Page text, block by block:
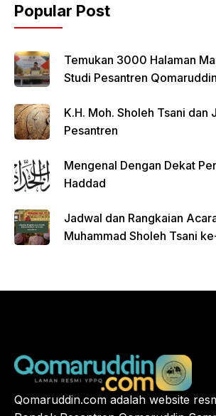
Popular Post
Temukan 3000 Halaman
Studi Pesantren
K.H. Moh. Sholeh Tsani dan
Pesantren
Mengenal Dengan Dekat
Haddad
Jadwal dan Rangkaian
Muhammad Sholeh Tsani
Qomaruddin.com adalah website